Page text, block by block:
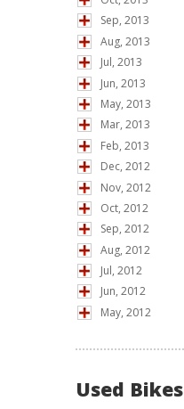
Sep, 2013
Aug, 2013
Jul, 2013
Jun, 2013
May, 2013
Mar, 2013
Feb, 2013
Dec, 2012
Nov, 2012
Oct, 2012
Sep, 2012
Aug, 2012
Jul, 2012
Jun, 2012
May, 2012
Used Bikes